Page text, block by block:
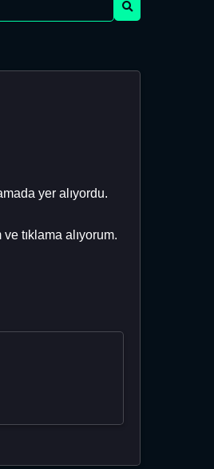
yer alıyordu.
tıklama alıyorum.